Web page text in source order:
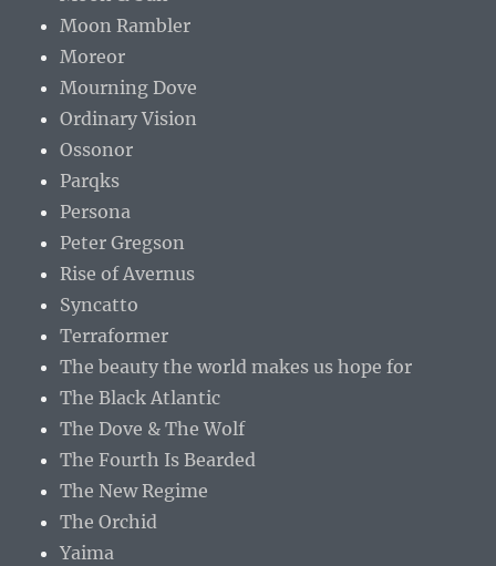
Moon Rambler
Moreor
Mourning Dove
Ordinary Vision
Ossonor
Parqks
Persona
Peter Gregson
Rise of Avernus
Syncatto
Terraformer
The beauty the world makes us hope for
The Black Atlantic
The Dove & The Wolf
The Fourth Is Bearded
The New Regime
The Orchid
Yaima